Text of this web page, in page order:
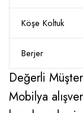
Köşe Koltuk
Berjer
Değerli
Mobilya